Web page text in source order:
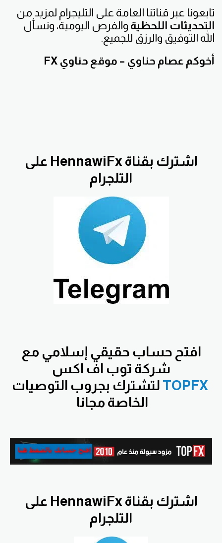
تابعونا عبر قناتنا العامة على التليجرام لمزيد من
التحديثات اللحظية والفرص اليومية، ونسأل
الله التوفيق والرزق للجميع.
أخوكم عصام حناوي – موقع حناوي FX
اشترك بقناة HennawiFx على
التلجرام
افتح حساب حقيقي إسلامي مع
شركة توب اف اكس
TOPFX لتشترك بجروب التوصيات
الخاصة مجانا
اشترك بقناة HennawiFx على
التلجرام